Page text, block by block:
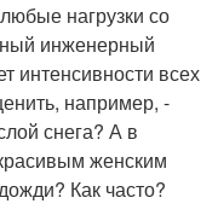
нагрузки со
инженерный
интенсивности всех
например, -
снега? А в
женским
Как часто?